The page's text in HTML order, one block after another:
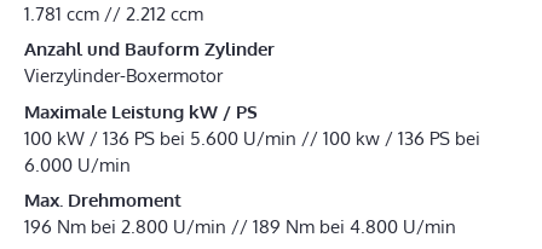
1.781 ccm // 2.212 ccm
Anzahl und Bauform Zylinder
Vierzylinder-Boxermotor
Maximale Leistung kW / PS
100 kW / 136 PS bei 5.600 U/min // 100 kw / 136 PS bei
6.000 U/min
Max. Drehmoment
196 Nm bei 2.800 U/min // 189 Nm bei 4.800 U/min